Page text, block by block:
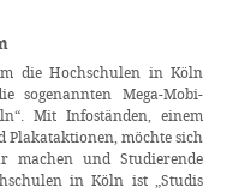
die Hochschulen in Köln
sogenannten Mega-Mobi-
Mit Infoständen, einem
Plakataktionen, möchte sich
machen und Studierende
in Köln ist „Studis